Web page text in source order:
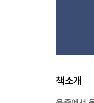
책소개